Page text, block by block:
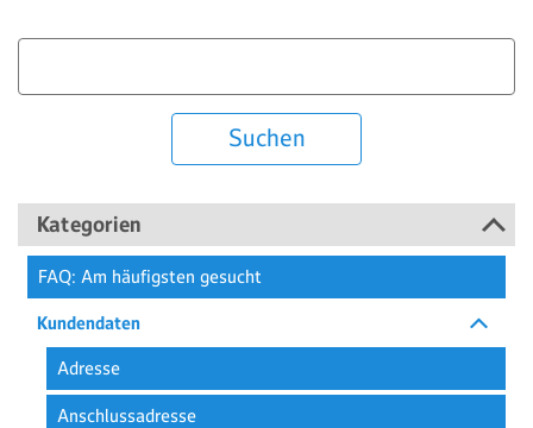
Suchen
Kategorien
FAQ: Am häufigsten gesucht
Kundendaten
Adresse
Anschlussadresse